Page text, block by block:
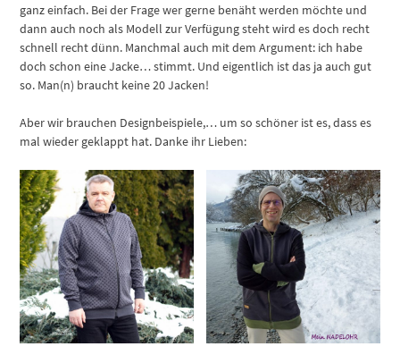
ganz einfach. Bei der Frage wer gerne benäht werden möchte und
dann auch noch als Modell zur Verfügung steht wird es doch recht
schnell recht dünn. Manchmal auch mit dem Argument: ich habe
doch schon eine Jacke… stimmt. Und eigentlich ist das ja auch gut
so. Man(n) braucht keine 20 Jacken!
Aber wir brauchen Designbeispiele,… um so schöner ist es, dass es
mal wieder geklappt hat. Danke ihr Lieben: